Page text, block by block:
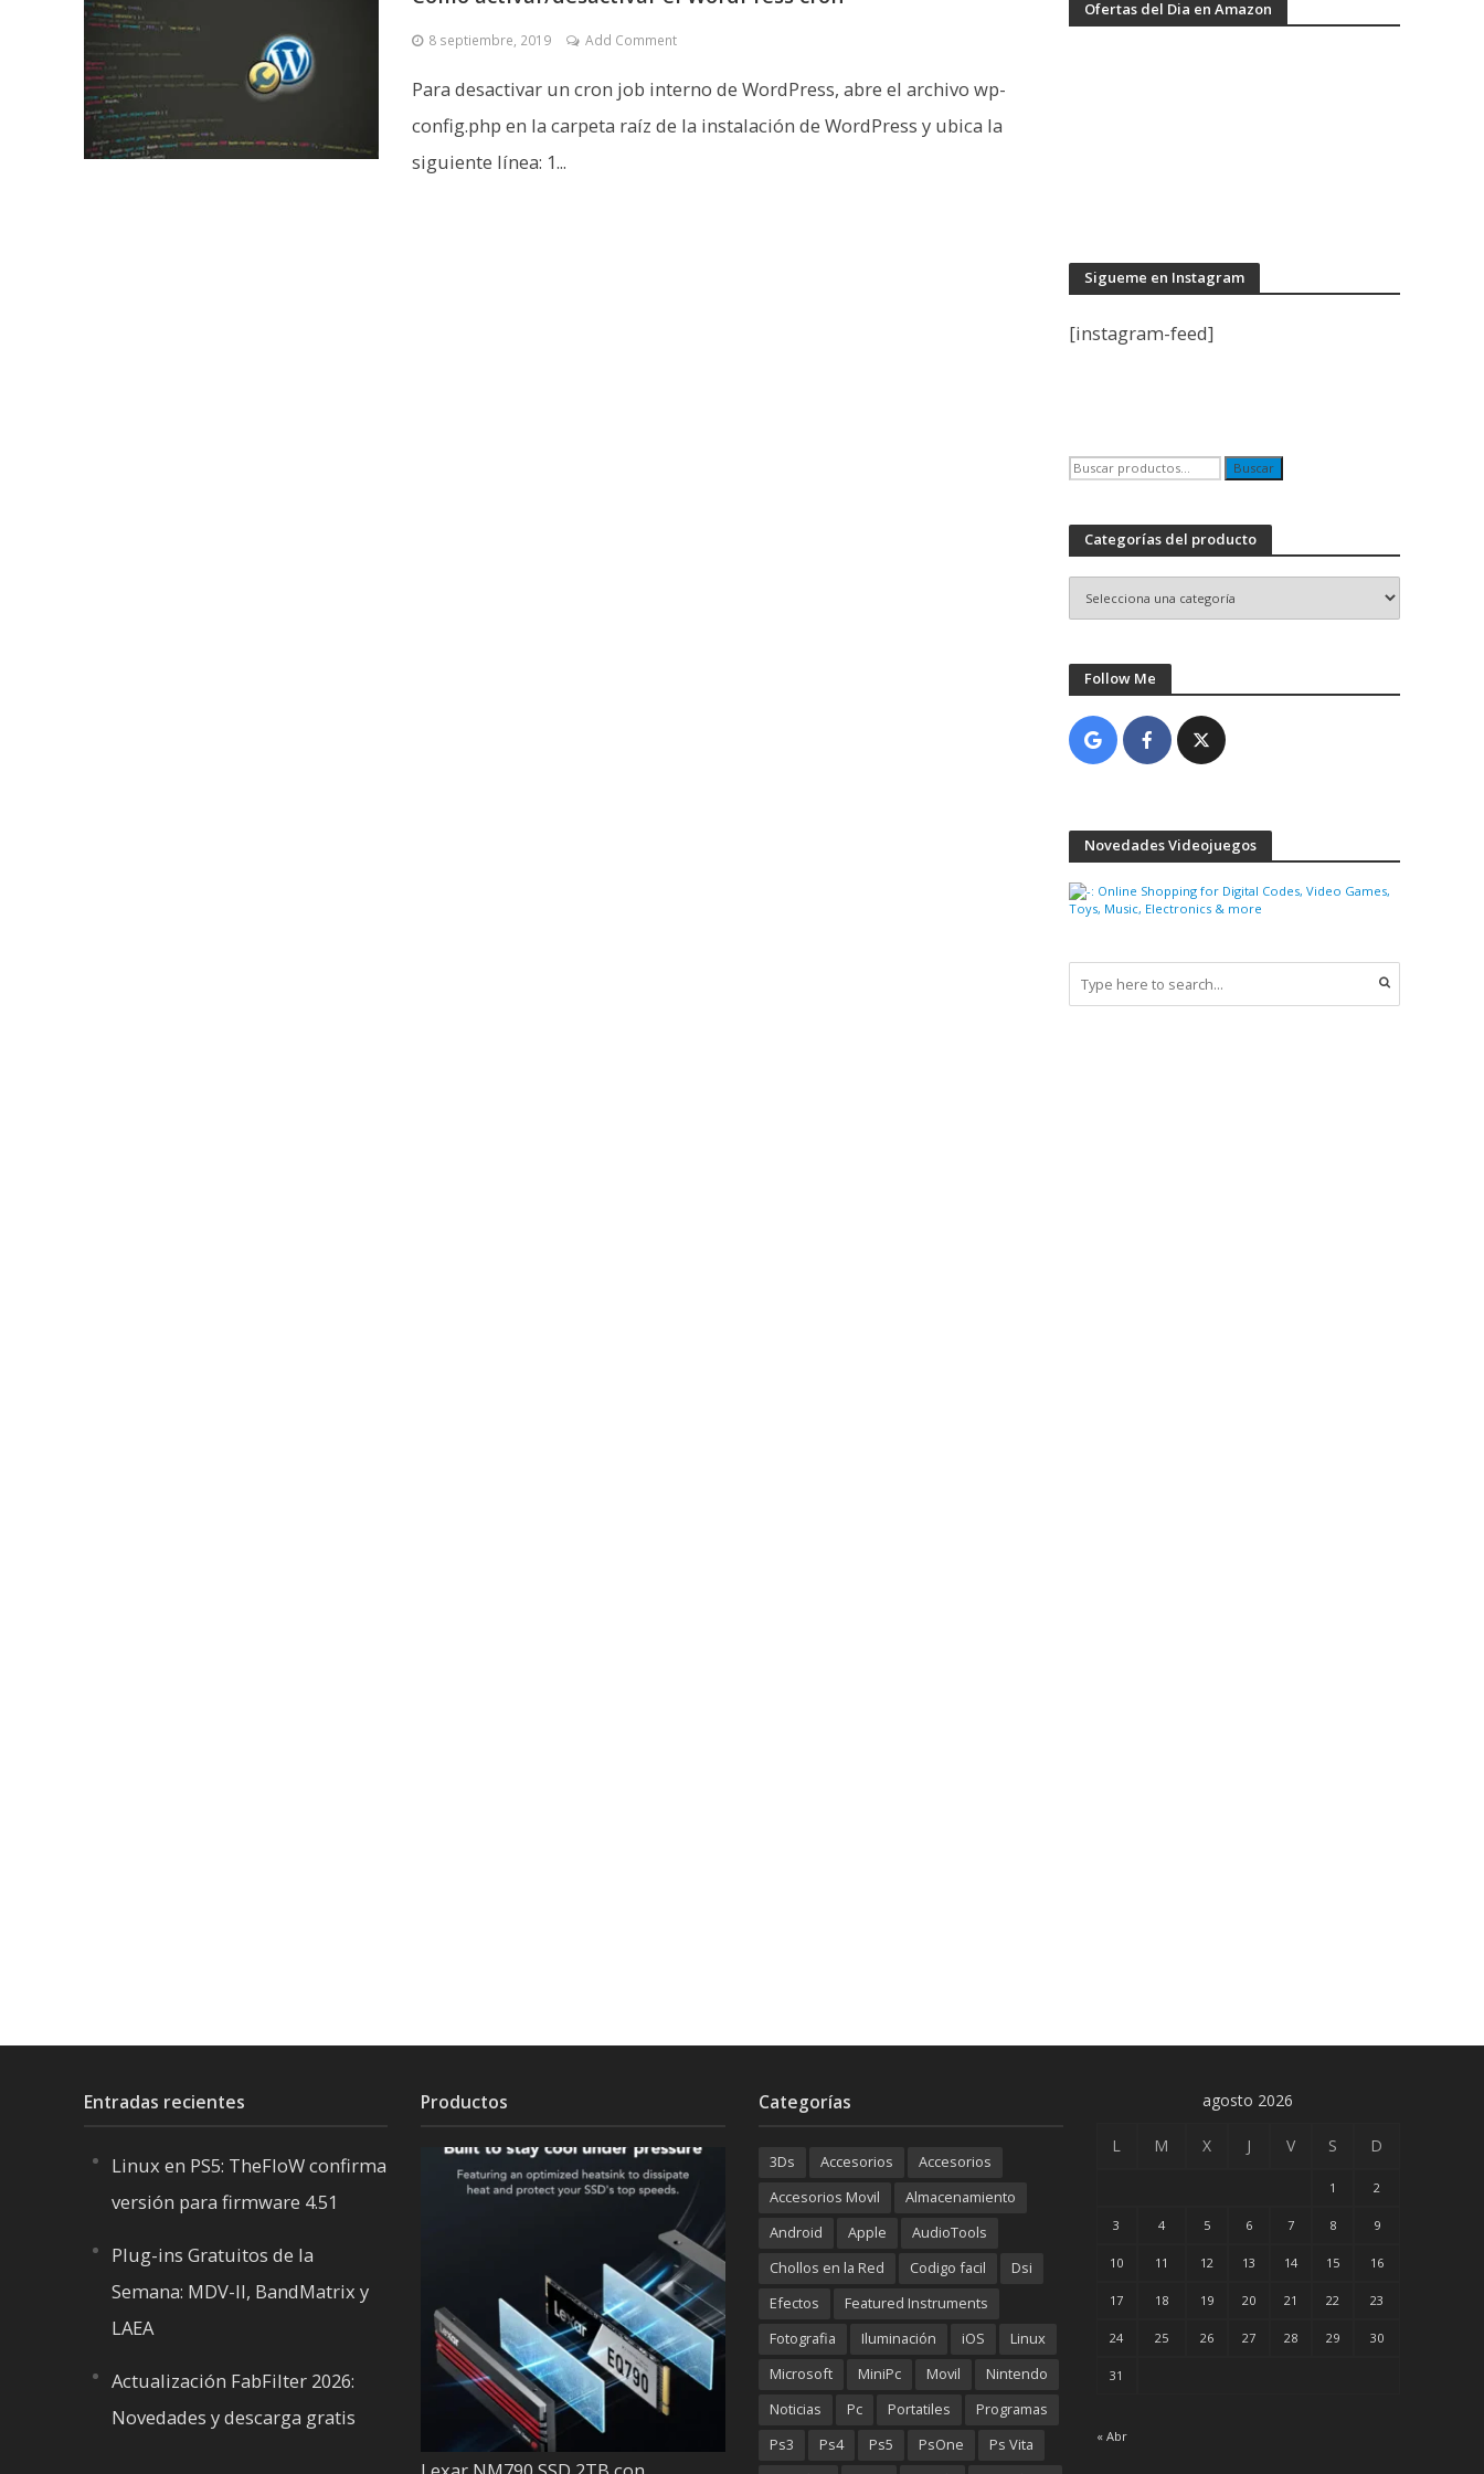
8 septiembre, 2019 Add Comment
Para desactivar un cron job interno de WordPress, abre el archivo wp-
config.php en la carpeta raíz de la instalación de WordPress y ubica la
siguiente línea: 1...
Ofertas del Dia en Amazon
Sigueme en Instagram
[instagram-feed]
Buscar
por:
Buscar
Categorías del producto
Follow Me
Novedades Videojuegos
Entradas recientes
Linux en PS5: TheFloW confirma
versión para firmware 4.51
Plug-ins Gratuitos de la
Semana: MDV-II, BandMatrix y
LAEA
Actualización FabFilter 2026:
Novedades y descarga gratis
Productos Categorías
3Ds Accesorios
Accesorios
Accesorios Movil
Almacenamiento
Android
Apple
AudioTools
Chollos en la Red
Codigo facil
Dsi
Efectos
Featured Instruments
Fotografia
Iluminación iOS
Linux
Microsoft
MiniPc Movil
Nintendo
Noticias
Pc Portatiles
Programas
Ps3
Ps4 Ps5 PsOne
Ps Vita
agosto 2026
L M X J V S D
1 2
3 4 5 6 7 8 9
10 11 12 13 14 15 16
17 18 19 20 21 22 23
24 25 26 27 28 29 30
31
« Abr